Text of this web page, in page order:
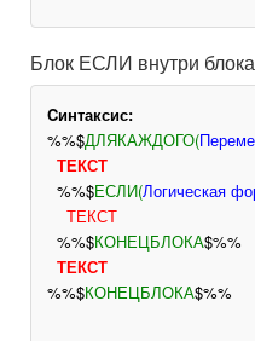
Блок ЕСЛИ внутри
Cинтаксис:
%%$ДЛЯКАЖДОГО(
ТЕКСТ
%%$ЕСЛИ(Логическая
ТЕКСТ
%%$КОНЕЦБЛОКА$%%
ТЕКСТ
%%$КОНЕЦБЛОКА$%%